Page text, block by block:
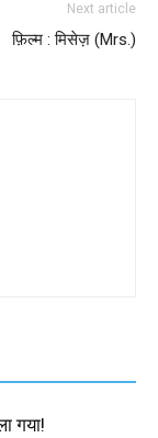
Next article
फ़िल्म : मिसेज़ (Mrs.)
गया!